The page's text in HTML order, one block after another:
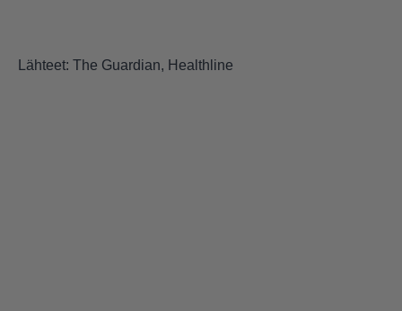
Lähteet: The Guardian, Healthline